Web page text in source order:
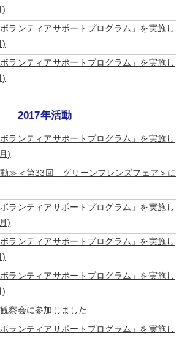
)
ボランティアサポートプログラム」を実施し
)
ボランティアサポートプログラム」を実施し
)
2017年活動
ボランティアサポートプログラム」を実施し
)
≫＜第33回 グリーンフレンズフェア＞に
ボランティアサポートプログラム」を実施し
)
ボランティアサポートプログラム」を実施し
)
ボランティアサポートプログラム」を実施し
)
察会に参加しました
ボランティアサポートプログラム」を実施し